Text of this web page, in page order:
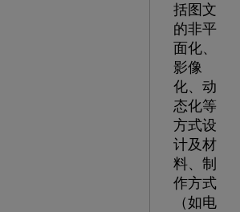
括图文
的非平
面化、
影像
化、动
态化等
方式设
计及材
料、制
作方式
（如电